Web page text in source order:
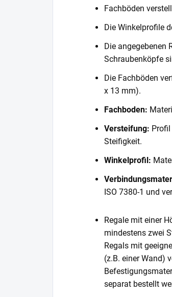
Fachböden
Die Winkelprofile
Die angegebenen
Schraubenköpfe
Die Fachböden
x 13 mm).
Fachboden:
Versteifung:
Steifigkeit.
Winkelprofil:
ISO 7380-1 und
Regale mit einer
mindestens zwei
Regals mit
(z.B. einer Wand)
separat bestellt